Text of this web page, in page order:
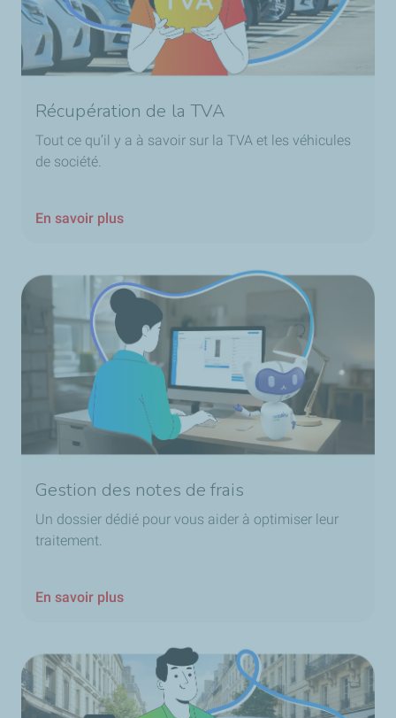
Récupération de la TVA
Tout ce qu’il y a à savoir sur la TVA et les véhicules
de société.
En savoir plus
Gestion des notes de frais
Un dossier dédié pour vous aider à optimiser leur
traitement.
En savoir plus